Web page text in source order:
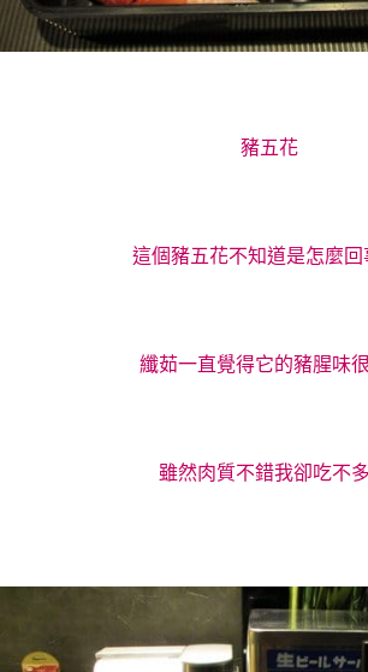
豬五花
這個豬五花不知道是怎麼回
纖茹一直覺得它的豬腥味
雖然肉質不錯我卻吃不